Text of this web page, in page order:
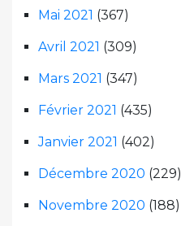
Mai 2021 (367)
Avril 2021 (309)
Mars 2021 (347)
Février 2021 (435)
Janvier 2021 (402)
Décembre 2020 (229)
Novembre 2020 (188)